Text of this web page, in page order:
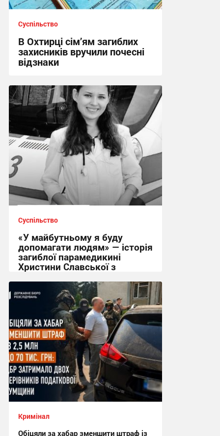
Суспільство
В Охтирці сім’ям загиблих
захисників вручили почесні
відзнаки
17:09 вчора
Суспільство
«У майбутньому я буду
допомагати людям» — історія
загиблої парамедикині
Христини Славської з
21:32, 7.08.2026
Кримінал
Обіцяли за хабар зменшити штраф із